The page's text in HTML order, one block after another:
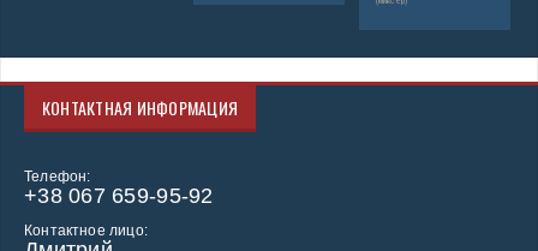
КОНТАКТНАЯ ИНФОРМАЦИЯ
Телефон:
+38 067 659-95-92
Контактное лицо: